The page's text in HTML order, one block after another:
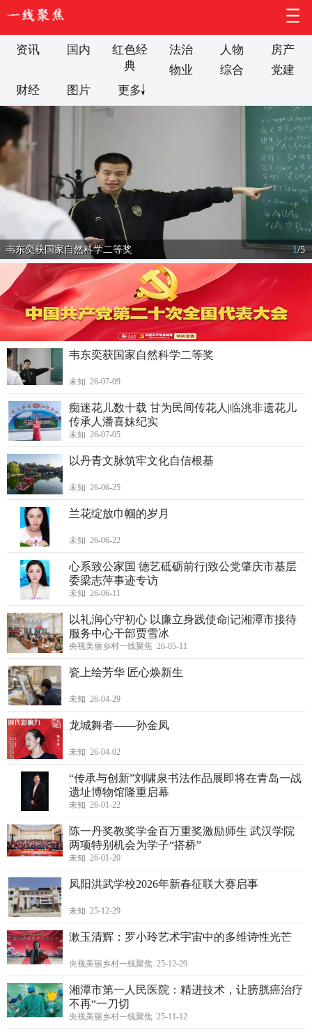
资讯 国内
红色经
典
法治 人物
房产
物业
综合
党建
财经
图片 更多
韦东奕获国家自然科学二等奖 1/5
韦东奕获国家自然科学二等奖
未知 26-07-09
痴迷花儿数十载 甘为民间传花人|临洮非遗花儿
传承人潘喜妹纪实
未知 26-07-05
以丹青文脉筑牢文化自信根基
未知 26-06-25
兰花绽放巾帼的岁月
未知 26-06-22
心系致公家国 德艺砥砺前行|致公党肇庆市基层
委梁志萍事迹专访
未知 26-06-11
以礼润心守初心 以廉立身践使命|记湘潭市接待
服务中心干部贾雪冰
央视美丽乡村一线聚焦 26-05-11
瓷上绘芳华 匠心焕新生
未知 26-04-29
龙城舞者——孙金凤
未知 26-04-02
“传承与创新”刘啸泉书法作品展即将在青岛一战
遗址博物馆隆重启幕
未知 26-01-22
陈一丹奖教奖学金百万重奖激励师生 武汉学院
两项特别机会为学子“搭桥”
未知 26-01-20
凤阳洪武学校2026年新春征联大赛启事
未知 25-12-29
漱玉清辉：罗小玲艺术宇宙中的多维诗性光芒
央视美丽乡村一线聚焦 25-12-29
湘潭市第一人民医院：精进技术，让膀胱癌治疗
不再“一刀切
央视美丽乡村一线聚焦 25-11-12